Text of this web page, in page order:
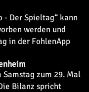
- Der Spieltag“ kann
werden und
in der FohlenApp
Samstag zum 29. Mal
Bilanz spricht